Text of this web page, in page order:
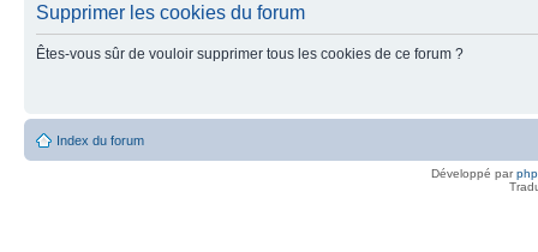
Supprimer les cookies du forum
Êtes-vous sûr de vouloir supprimer tous les cookies de ce forum ?
Index du forum
Développé par